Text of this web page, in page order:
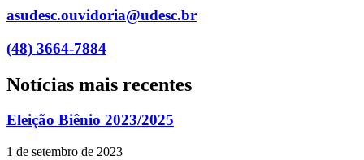
asudesc.ouvidoria@udesc.br
(48) 3664-7884
Notícias mais recentes
Eleição Biênio 2023/2025
1 de setembro de 2023